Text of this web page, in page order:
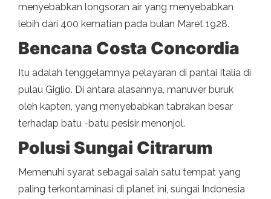
menyebabkan longsoran air yang menyebabkan
lebih dari 400 kematian pada bulan Maret 1928.
Bencana Costa Concordia
Itu adalah tenggelamnya pelayaran di pantai Italia di
pulau Giglio. Di antara alasannya, manuver buruk
oleh kapten, yang menyebabkan tabrakan besar
terhadap batu -batu pesisir menonjol.
Polusi Sungai Citrarum
Memenuhi syarat sebagai salah satu tempat yang
paling terkontaminasi di planet ini, sungai Indonesia